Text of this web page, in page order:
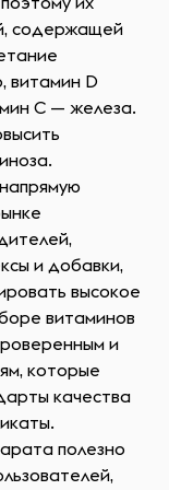
содержащей
витамин D
C — железа.
и добавки,
высокое
витаминов
и
которые
качества
полезно